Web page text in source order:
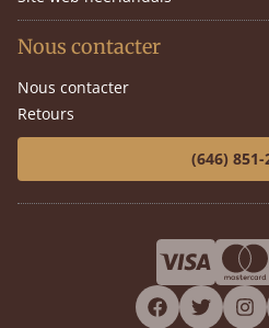
Nous contacter
Nous contacter
Retours
(646) 851-
facebook
twitter